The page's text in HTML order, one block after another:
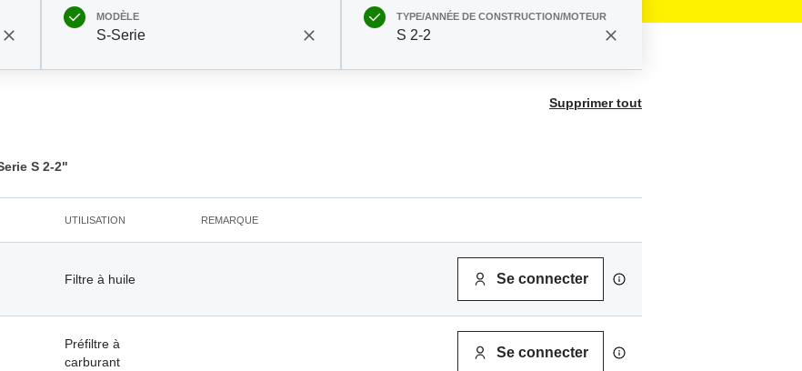
MODÈLE
S-Serie
TYPE/ANNÉE DE CONSTRUCTION/MOTEUR
S 2-2
Supprimer tout
S 2-2"
UTILISATION REMARQUE
Filtre à huile Se connecter
Préfiltre à
carburant
Se connecter